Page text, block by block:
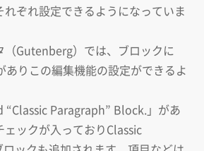
ぞれ設定できるようになっていま
（Gutenberg）では、ブロックに
ありこの編集機能の設定ができるよ
“Classic Paragraph” Block.」があ
ェックが入っておりClassic